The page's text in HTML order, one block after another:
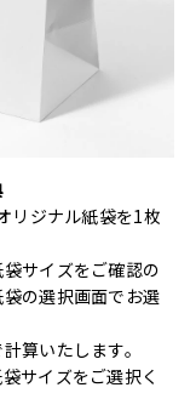
リジナル紙袋を1枚
サイズをご確認の
の選択画面でお選
算いたします。
サイズをご選択く